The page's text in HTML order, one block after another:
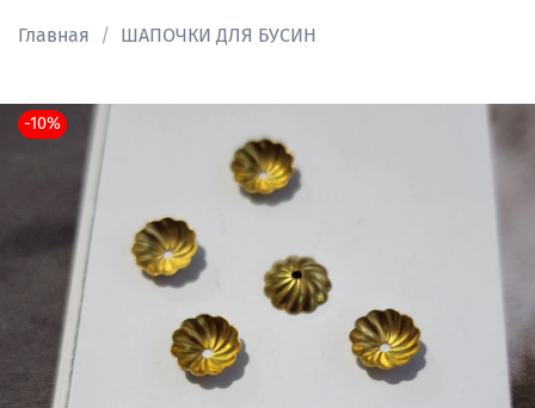
Главная ШАПОЧКИ ДЛЯ БУСИН
-10%